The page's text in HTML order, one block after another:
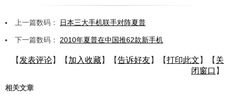
上一篇数码： 日本三大手机联手对阵夏普
下一篇数码： 2010年夏普在中国推62款新手机
【 发表评论】【 加入收藏】【告诉好友】【打印此文 】【 关
闭窗口 】
相关文章